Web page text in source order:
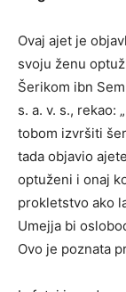
Ovaj ajet je
svoju ženu
Šerikom ibn
s. a. v. s., rekao:
tobom izvršiti
tada objavio
optuženi i onaj
prokletstvo ako
Umejja bi
Ovo je poznata